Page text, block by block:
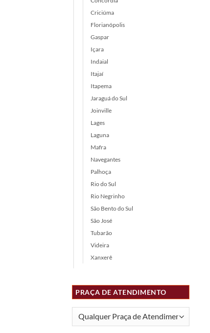
Criciúma
Florianópolis
Gaspar
Içara
Indaial
Itajaí
Itapema
Jaraguá do Sul
Joinville
Lages
Laguna
Mafra
Navegantes
Palhoça
Rio do Sul
Rio Negrinho
São Bento do Sul
São José
Tubarão
Videira
Xanxerê
PRAÇA DE ATENDIMENTO